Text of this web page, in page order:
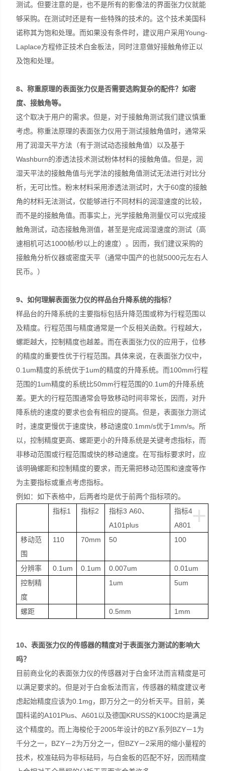
测试。但要注意的是，也不是所有的影像法的界面张力仪就能
够采购。在测试时还是有一些特殊的技术的。这个技术美国科
诺称其为饱和处理。而如果没有条件时，建议用户采用Young-
Laplace方程修正技术白金板法，同时注意做好接触角修正以
及饱和处理。
8、称重原理的表面张力仪是否需要选购复杂的配件？如密
度、接触角等。
这个取决于用户的需求。但是，对于接触角测试我们建议慎重
考虑。称重法原理的表面张力仪用于测试接触角值时，通常采
用了润湿天平方法（有于测试动态接触角值）以及基于
Washburn的渗透法技术测试粉体材料的接触角值。但是，润
湿天平法的接触角值与光学法的接触角值测试无法进行对比分
析，无可比性。粉末材料采用渗透法测试时，大于60度的接触
角的材料无法测试，仅能够进行不同材料的润湿速度的比较，
而不是的接触角值。而事实上，光学接触角测量仪可以完成接
触角测试，动态接触角测值，甚至是完成润湿速度的测试（高
速相机可达1000帧/秒以上的速度）。因而，我们建议采购的
接触角分析仪器或密度天平（通常中国产的也就5000元左右人
民币。）
9、如何理解表面张力仪的样品台升降系统的指标？
样品台的升降系统的主要指标包括升降范围或称为行程范围以
及精度。行程范围与精度通常是一个反相关函数。行程越大，
螺距越大，控制精度也越差。而在表面张力仪的应用于，位移
的精度的重要性优于行程范围。具体来说，在表面张力仪中，
0.1um精度的系统优于1um的精度的升降系统。而100mm行程
范围的1um精度的系统比50mm行程范围的0.1um的升降系统
差。更大的行程范围通常会导致移动时间非常长，因而，对升
降系统的速度的要求也会有相应的提高。但是，表面张力测试
时，速度更慢优于速度快，移动速度0.1mm/s优于1mm/s。所
以，控制精度更高、螺距更小的升降系统是关键考虑指标，而
非移动范围或行程范围或快的移动速度。在写指标要求时，应
该明确螺距和控制精度的要求，而无需把移动范围和速度等作
为主要指标或重点考虑指标。
例如：如下表格中，后两者均是优于前两个指标项的。
+
指标1 指标2
指标3 A60、
A101plus
指标4
A801
移动范
围
110 70mm 50 100
分辨率 0.1um 0.1um 0.007um
0.01um
控制精
度
1um 5um
螺距 0.5mm 1mm
10、表面张力仪的传感器的精度对于表面张力测试的影响大
吗？
目前商业化的表面张力仪的传感器对于白金环法而言精度是可
以满足要求的。但是对于白金板法而言，传感器的精度建议考
虑起始精度应该为0.1mg，即万分之一的分析天平。目前，美
国科诺的A101Plus、A601以及德国KRUSS的K100C均是满足
这个精度的。而上海梭伦于2005年设计的BZY系列BZY－1为
千分之一，BZY－2为万分之一，但BZY－2采用的缩小量程的
技术，校准砝码为非标砝码，与白金板的匹配不好，因而精度